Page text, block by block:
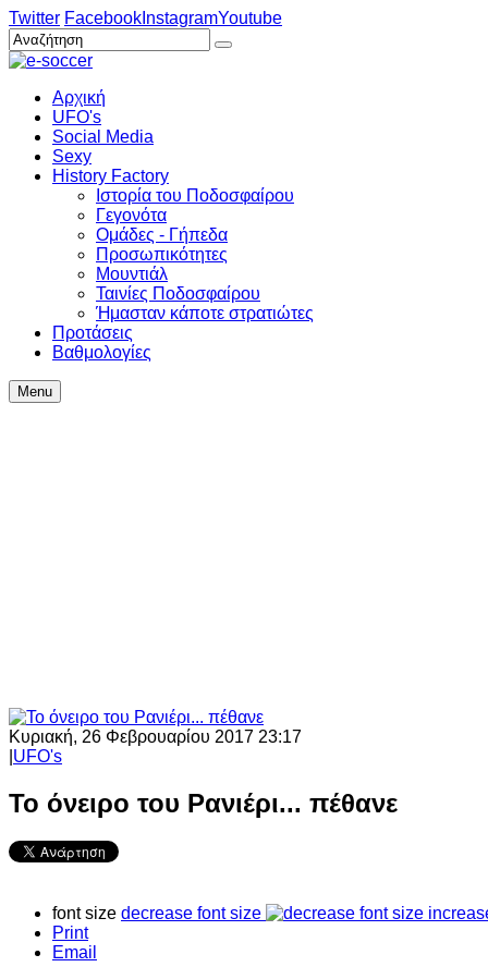
Twitter Facebook InstagramYoutube
Αρχική
UFO's
Social Media
Sexy
History Factory
Ιστορία του Ποδοσφαίρου
Γεγονότα
Ομάδες - Γήπεδα
Προσωπικότητες
Μουντιάλ
Ταινίες Ποδοσφαίρου
Ήμασταν κάποτε στρατιώτες
Προτάσεις
Βαθμολογίες
Menu
Κυριακή, 26 Φεβρουαρίου 2017 23:17
UFO's
Το όνειρο του Ρανιέρι... πέθανε
font size decrease font size
Print
Email